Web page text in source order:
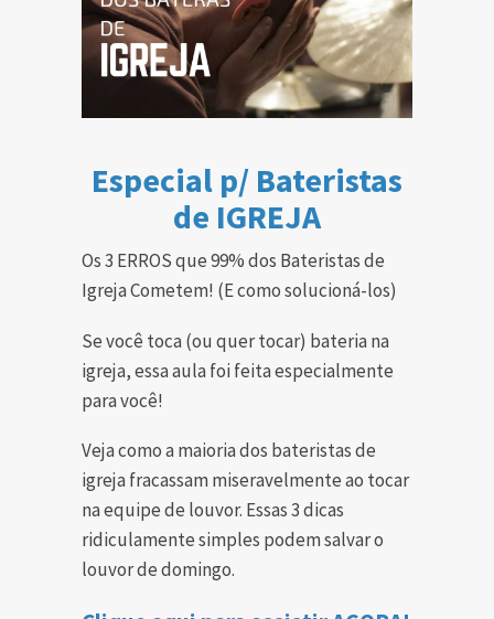
Especial p/ Bateristas
de IGREJA
Os 3 ERROS que 99% dos Bateristas de
Igreja Cometem! (E como solucioná-los)
Se você toca (ou quer tocar) bateria na
igreja, essa aula foi feita especialmente
para você!
Veja como a maioria dos bateristas de
igreja fracassam miseravelmente ao tocar
na equipe de louvor. Essas 3 dicas
ridiculamente simples podem salvar o
louvor de domingo.